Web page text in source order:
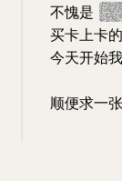
不愧是 #
买卡上卡
今天开始
顺便求一